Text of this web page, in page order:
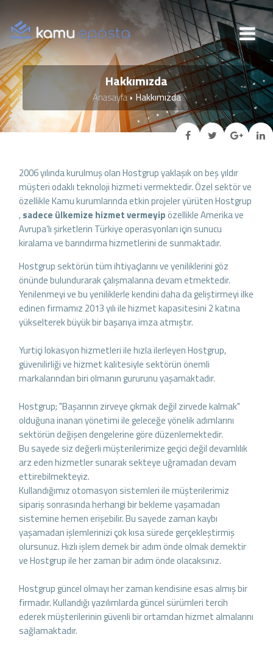
Hakkımızda
Anasayfa Hakkımızda
2006 yılında kurulmuş olan Hostgrup yaklaşık on beş yıldır
müşteri odaklı teknoloji hizmeti vermektedir. Özel sektör ve
özellikle Kamu kurumlarında etkin projeler yürüten Hostgrup
,sadece ülkemize hizmet vermeyipözellikle Amerika ve
Avrupa’lı şirketlerin Türkiye operasyonları için sunucu
kiralama ve barındırma hizmetlerini de sunmaktadır.
Hostgrup sektörün tüm ihtiyaçlarını ve yeniliklerini göz
önünde bulundurarak çalışmalarına devam etmektedir.
Yenilenmeyi ve bu yeniliklerle kendini daha da geliştirmeyi ilke
edinen firmamız 2013 yılı ile hizmet kapasitesini 2 katına
yükselterek büyük bir başarıya imza atmıştır.
Yurtiçi lokasyon hizmetleri ile hızla ilerleyen Hostgrup,
güvenilirliği ve hizmet kalitesiyle sektörün önemli
markalarından biri olmanın gururunu yaşamaktadır.
Hostgrup; "Başarının zirveye çıkmak değil zirvede kalmak"
olduğuna inanan yönetimi ile geleceğe yönelik adımlarını
sektörün değişen dengelerine göre düzenlemektedir.
Bu sayede siz değerli müşterilerimize geçici değil devamlılık
arz eden hizmetler sunarak sekteye uğramadan devam
ettirebilmekteyiz.
Kullandığımız otomasyon sistemleri ile müşterilerimiz
sipariş sonrasında herhangi bir bekleme yaşamadan
sistemine hemen erişebilir. Bu sayede zaman kaybı
yaşamadan işlemlerinizi çok kısa sürede gerçekleştirmiş
olursunuz. Hızlı işlem demek bir adım önde olmak demektir
ve Hostgrup ile her zaman bir adım önde olacaksınız.
Hostgrup güncel olmayı her zaman kendisine esas almış bir
firmadır. Kullandığı yazılımlarda güncel sürümleri tercih
ederek müşterilerinin güvenli bir ortamdan hizmet almalarını
sağlamaktadır.